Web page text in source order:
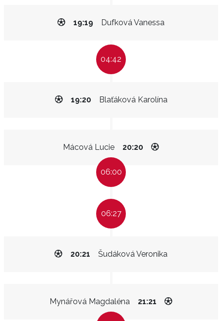
Dufková Vanessa
19:19
04:42
Blaťáková Karolína
19:20
Mácová Lucie 20:20
06:00
06:27
Šudáková Veronika
20:21
Mynářová Magdaléna 21:21